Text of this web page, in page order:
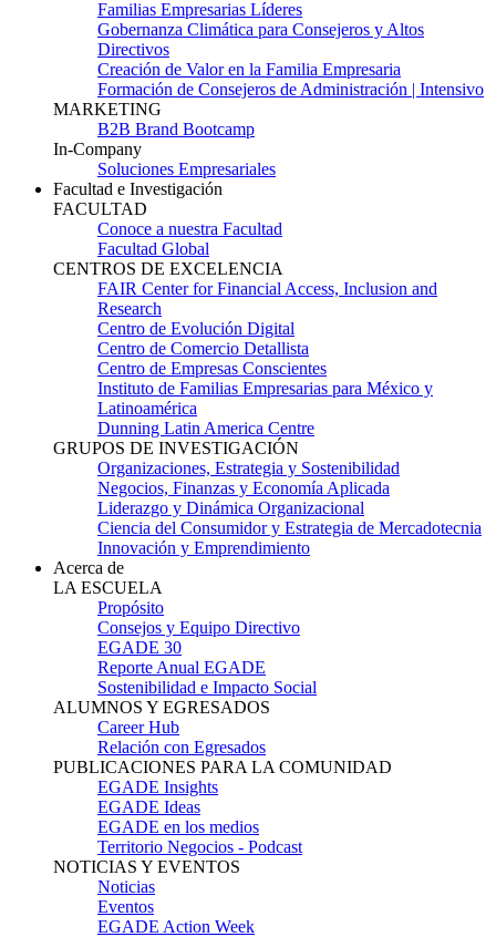
Familias Empresarias Líderes
Gobernanza Climática para Consejeros y Altos
Directivos
Creación de Valor en la Familia Empresaria
Formación de Consejeros de Administración | Intensivo
MARKETING
B2B Brand Bootcamp
In-Company
Soluciones Empresariales
Facultad e Investigación
FACULTAD
Conoce a nuestra Facultad
Facultad Global
CENTROS DE EXCELENCIA
FAIR Center for Financial Access, Inclusion and
Research
Centro de Evolución Digital
Centro de Comercio Detallista
Centro de Empresas Conscientes
Instituto de Familias Empresarias para México y
Latinoamérica
Dunning Latin America Centre
GRUPOS DE INVESTIGACIÓN
Organizaciones, Estrategia y Sostenibilidad
Negocios, Finanzas y Economía Aplicada
Liderazgo y Dinámica Organizacional
Ciencia del Consumidor y Estrategia de Mercadotecnia
Innovación y Emprendimiento
Acerca de
LA ESCUELA
Propósito
Consejos y Equipo Directivo
EGADE 30
Reporte Anual EGADE
Sostenibilidad e Impacto Social
ALUMNOS Y EGRESADOS
Career Hub
Relación con Egresados
PUBLICACIONES PARA LA COMUNIDAD
EGADE Insights
EGADE Ideas
EGADE en los medios
Territorio Negocios - Podcast
NOTICIAS Y EVENTOS
Noticias
Eventos
EGADE Action Week